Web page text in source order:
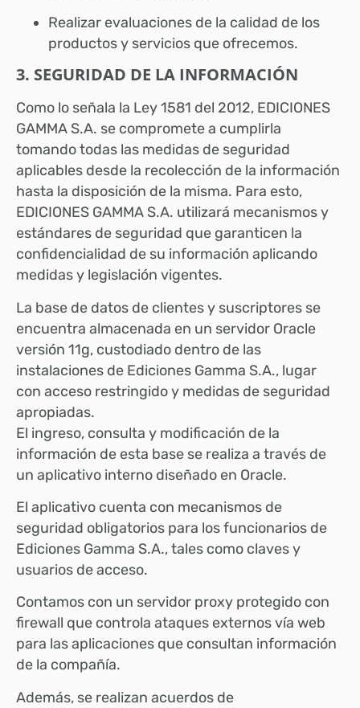
Realizar evaluaciones de la calidad de los
productos y servicios que ofrecemos.
3. SEGURIDAD DE LA INFORMACIÓN
Como lo señala la Ley 1581 del 2012, EDICIONES
GAMMA S.A. se compromete a cumplirla
tomando todas las medidas de seguridad
aplicables desde la recolección de la información
hasta la disposición de la misma. Para esto,
EDICIONES GAMMA S.A. utilizará mecanismos y
estándares de seguridad que garanticen la
confidencialidad de su información aplicando
medidas y legislación vigentes.
La base de datos de clientes y suscriptores se
encuentra almacenada en un servidor Oracle
versión 11g, custodiado dentro de las
instalaciones de Ediciones Gamma S.A., lugar
con acceso restringido y medidas de seguridad
apropiadas.
El ingreso, consulta y modificación de la
información de esta base se realiza a través de
un aplicativo interno diseñado en Oracle.
El aplicativo cuenta con mecanismos de
seguridad obligatorios para los funcionarios de
Ediciones Gamma S.A., tales como claves y
usuarios de acceso.
Contamos con un servidor proxy protegido con
firewall que controla ataques externos vía web
para las aplicaciones que consultan información
de la compañía.
Además, se realizan acuerdos de